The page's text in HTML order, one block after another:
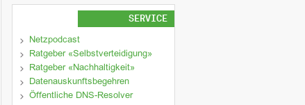
SERVICE
Netzpodcast
Ratgeber «Selbstverteidigung»
Ratgeber «Nachhaltigkeit»
Datenauskunftsbegehren
Öffentliche DNS-Resolver